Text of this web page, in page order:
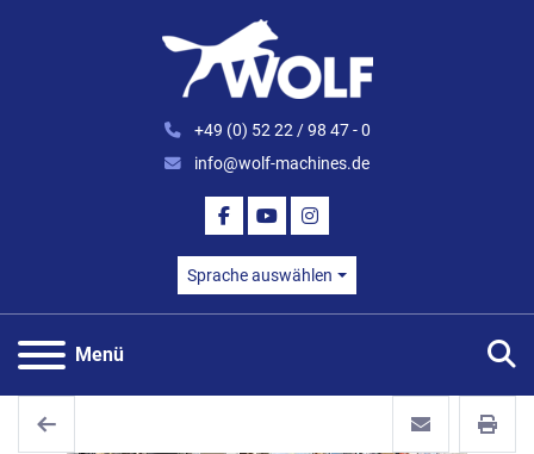
+49 (0) 52 22 / 98 47 - 0
info@wolf-machines.de
FACEBOOK
YOUTUBEINSTAGRAM
Sprache auswählen
Menü